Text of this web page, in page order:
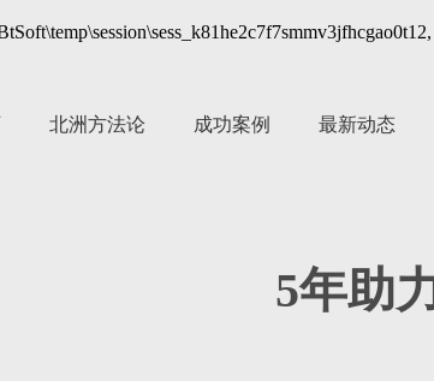
北洲方法论 成功案例 最新动态
5年助